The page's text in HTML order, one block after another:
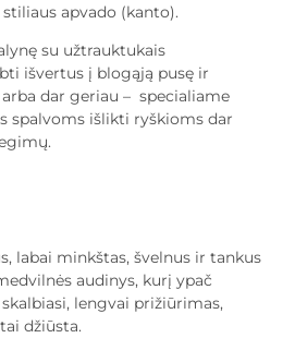
apvado (kanto).
su užtrauktukais
išvertus į blogąją pusę ir
dar geriau – specialiame
spalvoms išlikti ryškioms dar
labai minkštas, švelnus ir tankus
audinys, kurį ypač
lengvai prižiūrimas,
džiūsta.